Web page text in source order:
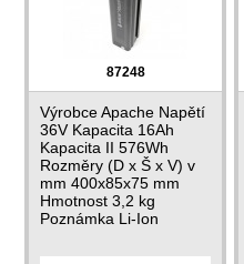
87248
Výrobce Apache Napětí
36V Kapacita 16Ah
Kapacita II 576Wh
Rozměry (D x Š x V) v
mm 400x85x75 mm
Hmotnost 3,2 kg
Poznámka Li-Ion